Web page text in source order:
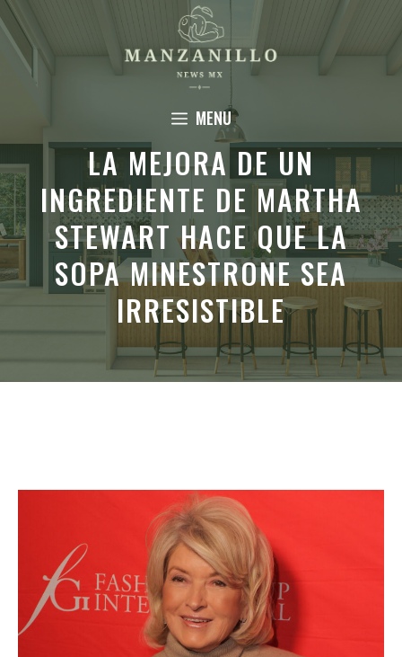
Saltar
al
contenido
MENU
LA MEJORA DE UN
INGREDIENTE DE MARTHA
STEWART HACE QUE LA
SOPA MINESTRONE SEA
IRRESISTIBLE